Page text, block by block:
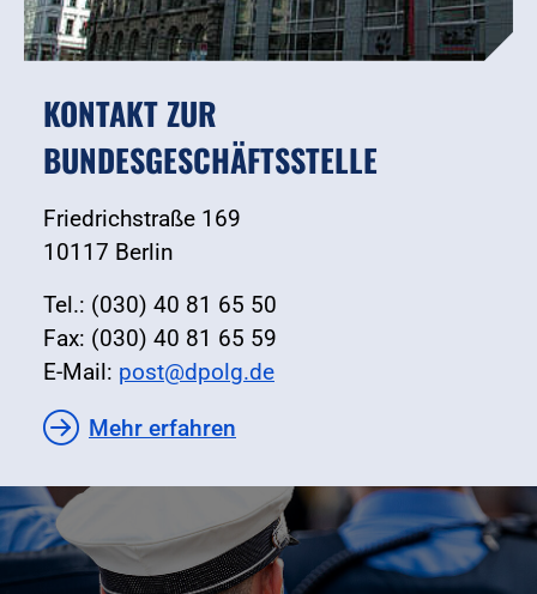
KONTAKT ZUR
BUNDESGESCHÄFTSSTELLE
Friedrichstraße 169
10117 Berlin
Tel.: (030) 40 81 65 50
Fax: (030) 40 81 65 59
E-Mail: post@dpolg.de
Mehr erfahren